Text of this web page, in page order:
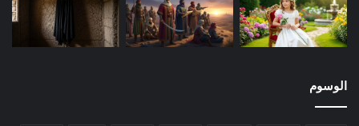
الوسوم